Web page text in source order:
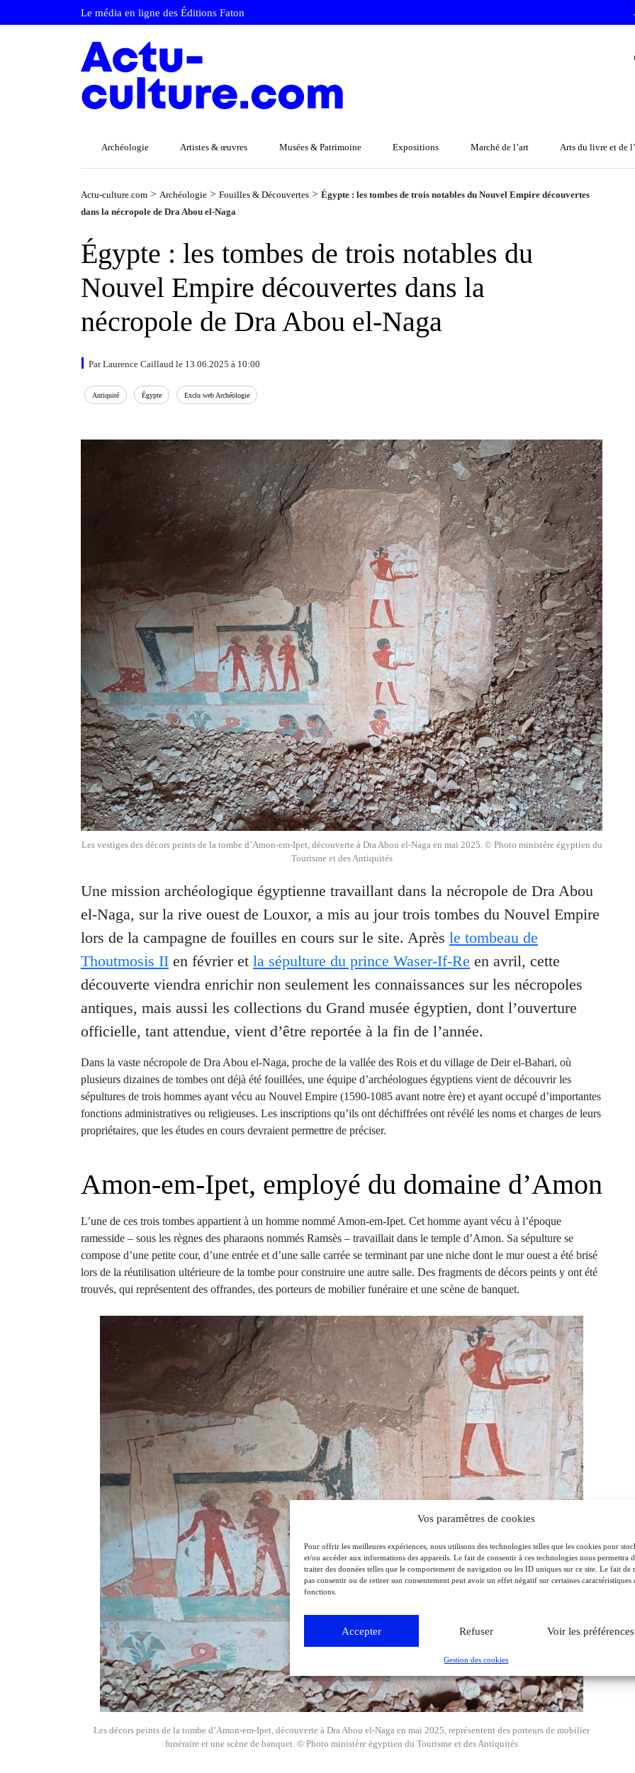
Vos paramètres de cookies
Pour offrir les meilleures expériences, nous utilisons des technologies telles que les cookies pour
et/ou accéder aux informations des appareils. Le fait de consentir à ces technologies nous permettra
traiter des données telles que le comportement de navigation ou les ID uniques sur ce site. Le fait de
pas consentir ou de retirer son consentement peut avoir un effet négatif sur certaines caractéristiques
fonctions.
Accepter Refuser Voir les préférences
Gestion des cookies
Le média en ligne des Éditions Faton
Archéologie Artistes & œuvres Musées & Patrimoine Expositions Marché de l’art Arts du livre et de
Actu-culture.com > Archéologie > Fouilles & Découvertes > Égypte : les tombes de trois notables du Nouvel Empire découvertes
dans la nécropole de Dra Abou el-Naga
Égypte : les tombes de trois notables du
Nouvel Empire découvertes dans la
nécropole de Dra Abou el-Naga
Par Laurence Caillaud le 13.06.2025 à 10:00
Antiquité Égypte Exclu web Archéologie
Les vestiges des décors peints de la tombe d’Amon-em-Ipet, découverte à Dra Abou el-Naga en mai 2025. © Photo ministère égyptien du
Tourisme et des Antiquités
Une mission archéologique égyptienne travaillant dans la nécropole de Dra Abou
el-Naga, sur la rive ouest de Louxor, a mis au jour trois tombes du Nouvel Empire
lors de la campagne de fouilles en cours sur le site. Après le tombeau de
Thoutmosis II en février et la sépulture du prince Waser-If-Re en avril, cette
découverte viendra enrichir non seulement les connaissances sur les nécropoles
antiques, mais aussi les collections du Grand musée égyptien, dont l’ouverture
officielle, tant attendue, vient d’être reportée à la fin de l’année.
Dans la vaste nécropole de Dra Abou el-Naga, proche de la vallée des Rois et du village de Deir el-Bahari, où
plusieurs dizaines de tombes ont déjà été fouillées, une équipe d’archéologues égyptiens vient de découvrir les
sépultures de trois hommes ayant vécu au Nouvel Empire (1590-1085 avant notre ère) et ayant occupé d’importantes
fonctions administratives ou religieuses. Les inscriptions qu’ils ont déchiffrées ont révélé les noms et charges de leurs
propriétaires, que les études en cours devraient permettre de préciser.
Amon-em-Ipet, employé du domaine d’Amon
L’une de ces trois tombes appartient à un homme nommé Amon-em-Ipet. Cet homme ayant vécu à l’époque
ramesside – sous les règnes des pharaons nommés Ramsès – travaillait dans le temple d’Amon. Sa sépulture se
compose d’une petite cour, d’une entrée et d’une salle carrée se terminant par une niche dont le mur ouest a été brisé
lors de la réutilisation ultérieure de la tombe pour construire une autre salle. Des fragments de décors peints y ont été
trouvés, qui représentent des offrandes, des porteurs de mobilier funéraire et une scène de banquet.
Les décors peints de la tombe d’Amon-em-Ipet, découverte à Dra Abou el-Naga en mai 2025, représentent des porteurs de mobilier
funéraire et une scène de banquet. © Photo ministère égyptien du Tourisme et des Antiquités